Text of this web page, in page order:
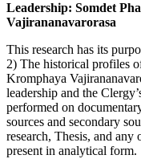
Leadership: Somdet
Vajirananavarorasa
This research has its
2) The historical profiles
Kromphaya
leadership and the
performed on
sources and secondary
research, Thesis, and
present in analytical form.